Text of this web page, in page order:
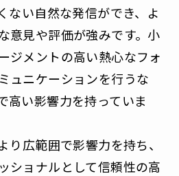
ない自然な発信ができ、よ
意見や評価が強みです。小
ジメントの高い熱心なフォ
ュニケーションを行うな
高い影響力を持っていま
り広範囲で影響力を持ち、
ショナルとして信頼性の高